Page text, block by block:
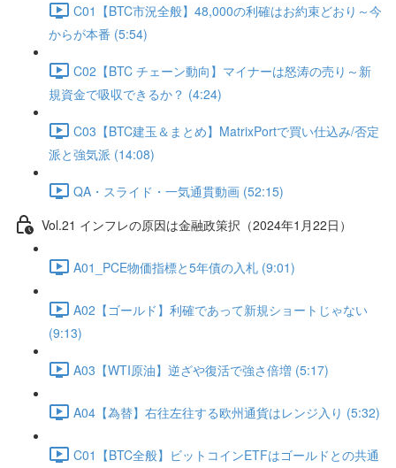
C01【BTC市況全般】48,000の利確はお約束どおり～今
からが本番 (5:54)
C02【BTC チェーン動向】マイナーは怒涛の売り～新
規資金で吸収できるか？ (4:24)
C03【BTC建玉＆まとめ】MatrixPortで買い仕込み/否定
派と強気派 (14:08)
QA・スライド・一気通貫動画 (52:15)
Vol.21 インフレの原因は金融政策択（2024年1月22日）
A01_PCE物価指標と5年債の入札 (9:01)
A02【ゴールド】利確であって新規ショートじゃない
(9:13)
A03【WTI原油】逆ざや復活で強さ倍増 (5:17)
A04【為替】右往左往する欧州通貨はレンジ入り (5:32)
C01【BTC全般】ビットコインETFはゴールドとの共通